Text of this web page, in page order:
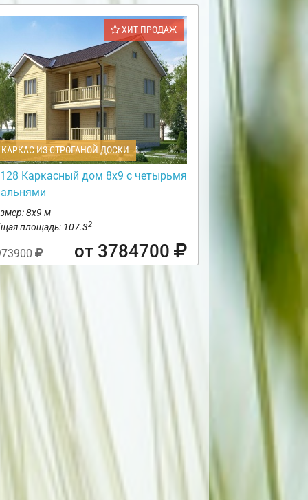
ХИТ ПРОДАЖ
ИЗ СТРОГАНОЙ ДОСКИ
Каркасный дом 8х9 с четырьмя
8х9 м
площадь: 107.32
от 3784700